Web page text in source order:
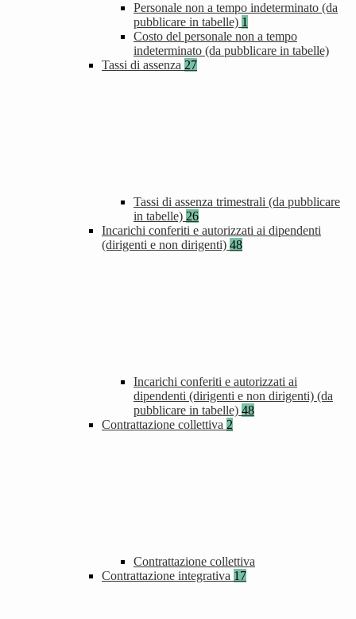
Personale non a tempo indeterminato (da
pubblicare in tabelle) 1
Costo del personale non a tempo
indeterminato (da pubblicare in tabelle)
Tassi di assenza 27
Tassi di assenza trimestrali (da pubblicare
in tabelle) 26
Incarichi conferiti e autorizzati ai dipendenti
(dirigenti e non dirigenti) 48
Incarichi conferiti e autorizzati ai
dipendenti (dirigenti e non dirigenti) (da
pubblicare in tabelle) 48
Contrattazione collettiva 2
Contrattazione collettiva
Contrattazione integrativa 17